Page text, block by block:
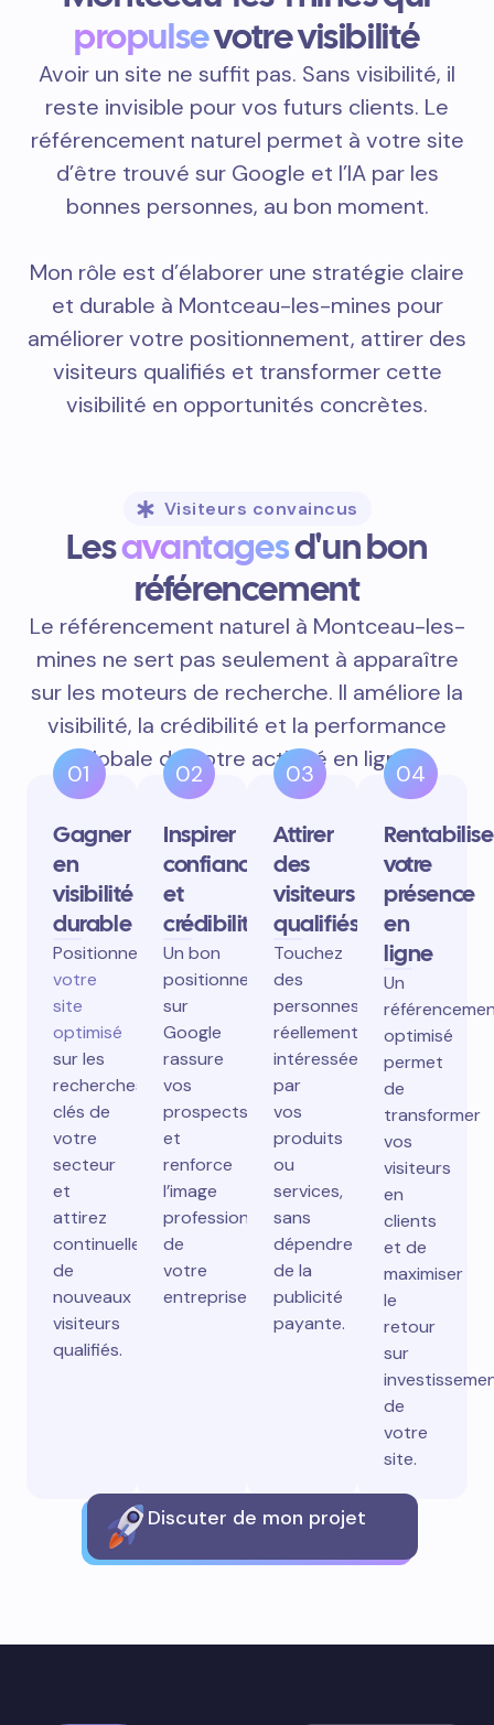
propulsevotre visibilité
Avoir un site ne suffit pas. Sans visibilité, il
reste invisible pour vos futurs clients. Le
référencement naturel permet à votre site
d’être trouvé sur Google et l’IA par les
bonnes personnes, au bon moment.
Mon rôle est d’élaborer une stratégie claire
et durable à Montceau-les-mines pour
améliorer votre positionnement, attirer des
visiteurs qualifiés et transformer cette
visibilité en opportunités concrètes.
Visiteurs convaincus
Lesavantagesd'un bon
référencement
Le référencement naturel à Montceau-les-
mines ne sert pas seulement à apparaître
sur les moteurs de recherche. Il améliore la
visibilité, la crédibilité et la performance
globale de votre activité en ligne.
01
Gagner
en
visibilité
durable
Positionnez
votre
site
optimisé
sur les
recherches
clés de
votre
secteur
et
attirez
continuellement
de
nouveaux
visiteurs
qualifiés.
02
Inspirer
confiance
et
crédibilité
Un bon
positionnement
sur
Google
rassure
vos
prospects
et
renforce
l’image
professionnelle
de
votre
entreprise.
03
Attirer
des
visiteurs
qualifiés
Touchez
des
personnes
réellement
intéressées
par
vos
produits
ou
services,
sans
dépendre
de la
publicité
payante.
04
votre
présence
en
ligne
Un
optimisé
permet
de
transformer
vos
visiteurs
en
clients
et de
maximiser
le
retour
sur
de
votre
site.
Discuter de mon projet